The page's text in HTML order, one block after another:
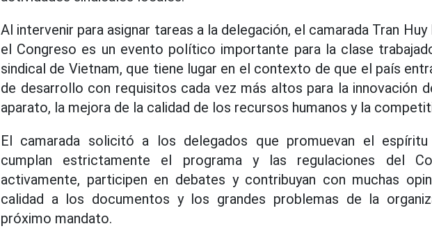
Al intervenir para asignar tareas a la delegación, el camarada Tran
el Congreso es un evento político importante para la clase
sindical de Vietnam, que tiene lugar en el contexto de que el país
de desarrollo con requisitos cada vez más altos para la innovación
aparato, la mejora de la calidad de los recursos humanos y la
El camarada solicitó a los delegados que promuevan el espíritu
cumplan estrictamente el programa y las regulaciones del
activamente, participen en debates y contribuyan con muchas
calidad a los documentos y los grandes problemas de la
próximo mandato.